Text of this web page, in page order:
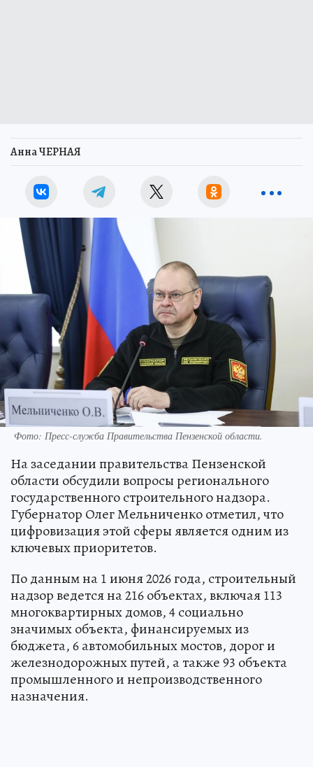
Анна ЧЕРНАЯ
Фото: Пресс-служба Правительства Пензенской области.
На заседании правительства Пензенской
области обсудили вопросы регионального
государственного строительного надзора.
Губернатор Олег Мельниченко отметил, что
цифровизация этой сферы является одним из
ключевых приоритетов.
По данным на 1 июня 2026 года, строительный
надзор ведется на 216 объектах, включая 113
многоквартирных домов, 4 социально
значимых объекта, финансируемых из
бюджета, 6 автомобильных мостов, дорог и
железнодорожных путей, а также 93 объекта
промышленного и непроизводственного
назначения.